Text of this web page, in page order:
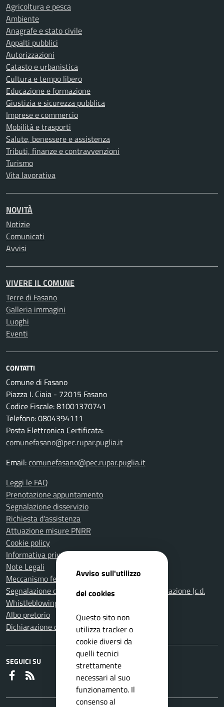
Agricoltura e pesca
Ambiente
Anagrafe e stato civile
Appalti pubblici
Autorizzazioni
Catasto e urbanistica
Cultura e tempo libero
Educazione e formazione
Giustizia e sicurezza pubblica
Imprese e commercio
Mobilità e trasporti
Salute, benessere e assistenza
Tributi, finanze e contravvenzioni
Turismo
Vita lavorativa
NOVITÀ
Notizie
Comunicati
Avvisi
VIVERE IL COMUNE
Terre di Fasano
Galleria immagini
Luoghi
Eventi
CONTATTI
Comune di Fasano
Piazza I. Ciaia - 72015 Fasano
Codice Fiscale: 81001370741
Telefono: 0804394111
Posta Elettronica Certificata:
comunefasano@pec.rupar.puglia.it
Email:comunefasano@pec.rupar.puglia.it
Leggi le FAQ
Prenotazione appuntamento
Segnalazione disservizio
Richiesta d'assistenza
Attuazione misure PNRR
Cookie policy
Informativa privacy
Note Legali
Meccanismo feedback per l'accessibilità
Segnalazione di illeciti nella Pubblica Amministrazione (c.d.
Whistleblowing)
Albo pretorio
Dichiarazione di accessibilità
SEGUICI SU
Faceboook
Avviso sull'utilizzo
dei cookies
Questo sito non
utilizza tracker o
cookie diversi da
quelli tecnici
strettamente
necessari al suo
funzionamento. Il
consenso al